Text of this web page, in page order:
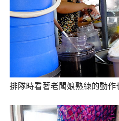
排隊時看著老闆娘熟練的動作